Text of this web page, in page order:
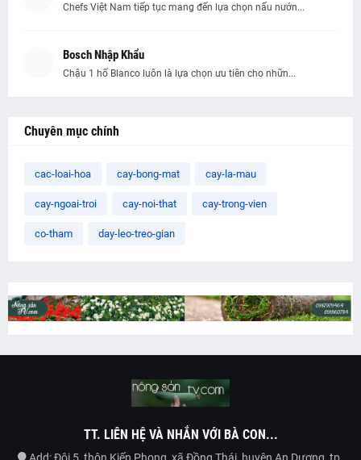
Chefs Việt Nam tiếp tục mang đến lựa chọn nấu nướn...
Bosch Nhập Khẩu
Chậu 1 hố Blanco luôn là lựa chọn ưu tiên cho nhữn...
Chuyên mục chính
cac-loai-hoa cay-bong-mat cay-la-mau
cay-ngoai-troi cay-noi-that cay-trong-vien
co-tham day-leo-treo-gian
TT. LIÊN HỆ VÀ NHẮN VỚI BÀ CON...
Add: Đội 5, thôn Kiến Phong, xã Đồng Thái, huyện An Dương, tp.